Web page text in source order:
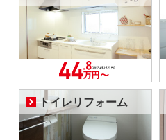
トイレリフォーム